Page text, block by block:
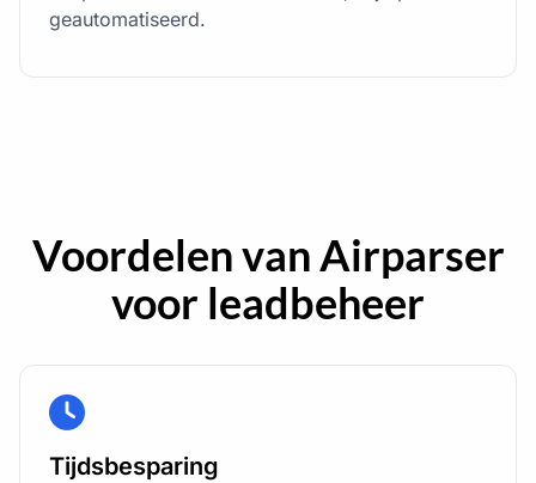
geautomatiseerd.
Voordelen van Airparser
voor leadbeheer
Tijdsbesparing